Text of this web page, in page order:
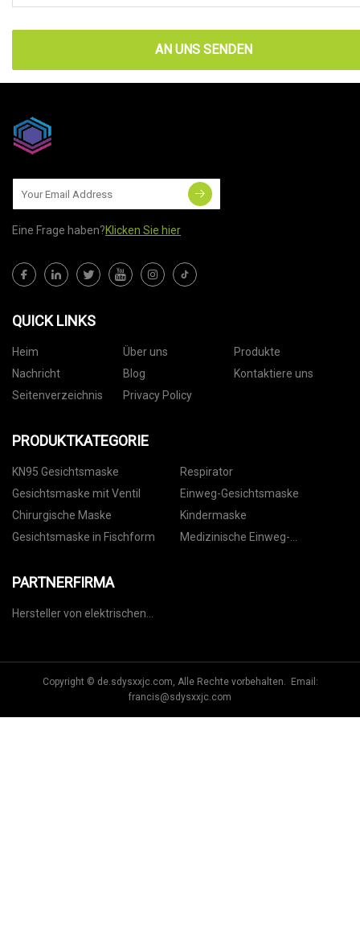
AN UNS SENDEN
Eine Frage haben?Klicken Sie hier
QUICK LINKS
Heim Über uns
Produkte
Nachricht
Blog
Kontaktiere uns
Seitenverzeichnis
Privacy Policy
PRODUKTKATEGORIE
KN95 Gesichtsmaske
Respirator
Gesichtsmaske mit Ventil
Einweg-Gesichtsmaske
Chirurgische Maske
Kindermaske
Gesichtsmaske in Fischform
Medizinische Einweg-
PARTNERFIRMA
Hersteller von elektrischen
Copyright © de.sdysxxjc.com, Alle Rechte vorbehalten. Email:
francis@sdysxxjc.com